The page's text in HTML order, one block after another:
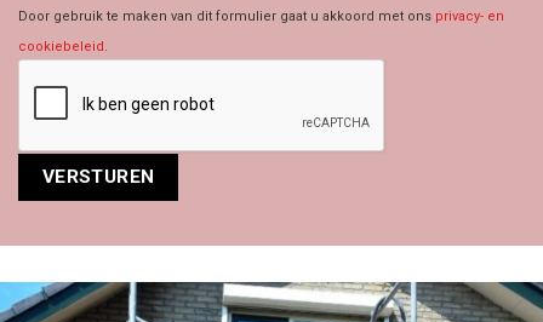
Door gebruik te maken van dit formulier gaat u akkoord met ons privacy- en
cookiebeleid .